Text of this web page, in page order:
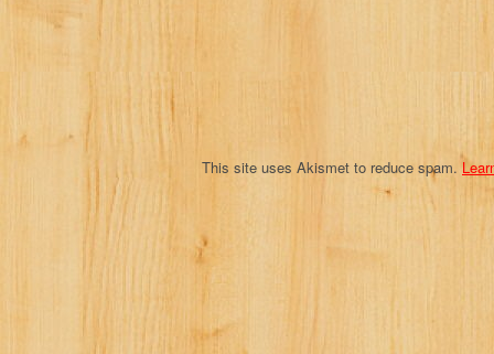
This site uses Akismet to reduce spam.